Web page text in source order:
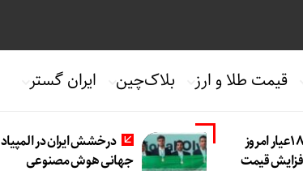
قیمت طلا و ارز بلاک‌چین ایران گستر
قیمت طلای 18عیار امروز
افزایش قیمت
درخشش ایران در المپیاد
جهانی هوش مصنوعی